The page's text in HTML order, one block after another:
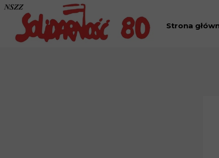
Strona